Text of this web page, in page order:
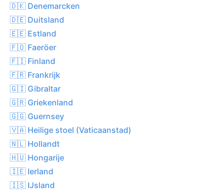
🇩🇰 Denemarcken
🇩🇪 Duitsland
🇪🇪 Estland
🇫🇴 Faeröer
🇫🇮 Finland
🇫🇷 Frankrijk
🇬🇮 Gibraltar
🇬🇷 Griekenland
🇬🇬 Guernsey
🇻🇦 Heilige stoel (Vaticaanstad)
🇳🇱 Hollandt
🇭🇺 Hongarije
🇮🇪 Ierland
🇮🇸 IJsland